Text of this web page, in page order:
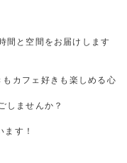
間と空間をお届けします
カフェ好きも楽しめる心
しませんか？
す！